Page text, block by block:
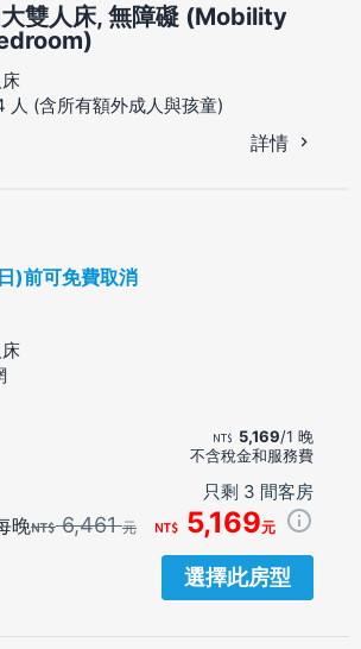
雙人床, 無障礙 (Mobility
人 (含所有額外成人與孩童)
詳情
)前可免費取消
5,169/1 晚
不含稅金和服務費
只剩 3 間客房
晚 6,461元 5,169元
選擇此房型